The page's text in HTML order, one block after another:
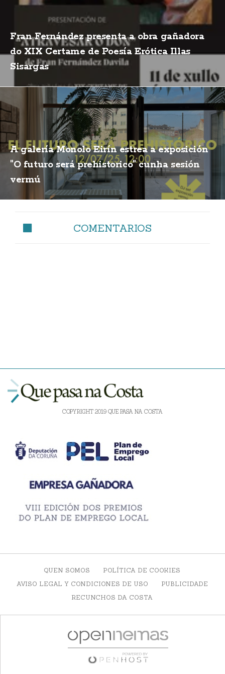
Fran Fernández presenta a obra gañadora
do XIX Certame de Poesía Erótica Illas
Sisargas
A galería Monolo Eirín estrea a exposición
"O futuro será prehistorico" cunha sesión
vermú
COMENTARIOS
COPYRIGHT 2019 QUE PASA NA COSTA
QUEN SOMOS
POLÍTICA DE COOKIES
AVISO LEGAL Y CONDICIONES DE USO
PUBLICIDADE
RECUNCHOS DA COSTA